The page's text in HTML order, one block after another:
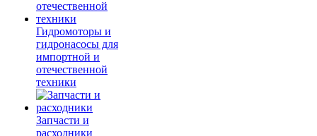
Гидромоторы и
гидронасосы для
импортной и
отечественной
техники
Запчасти и
расходники